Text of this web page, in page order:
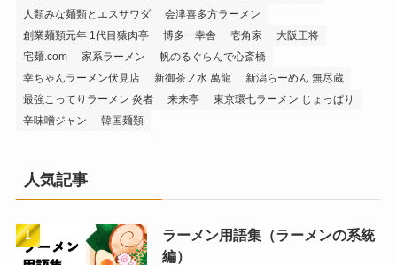
人類みな麺類とエスサワダ
会津喜多方ラーメン
創業麺類元年 1代目猿肉亭
博多一幸舎 壱角家
大阪王将
宅麺.com
家系ラーメン
帆のるぐらんで心斎橋
幸ちゃんラーメン伏見店
新御茶ノ水 萬龍
新潟らーめん 無尽蔵
最強こってりラーメン 炎者
来来亭
東京環七ラーメン じょっぱり
辛味噌ジャン
韓国麺類
人気記事
ラーメン用語集（ラーメンの系統
編）